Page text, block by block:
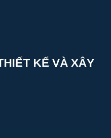
KẾ VÀ XÂY